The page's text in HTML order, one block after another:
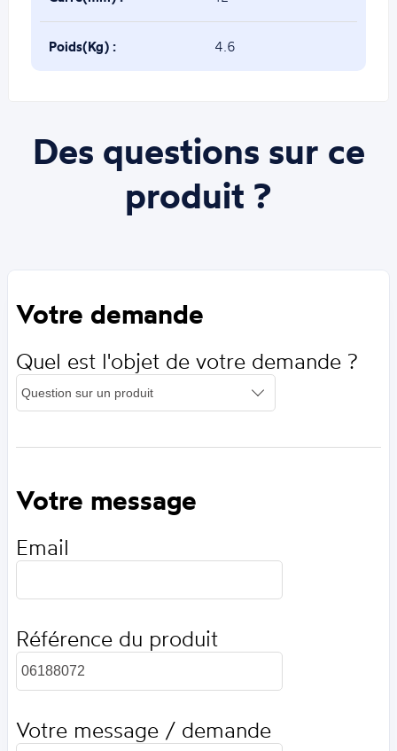
Poids(Kg) : 4.6
Des questions sur ce
produit ?
Votre demande
Quel est l'objet de votre demande ?
Votre message
Email
Référence du produit
Votre message / demande